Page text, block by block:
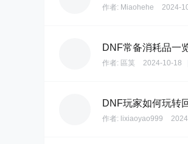
作者: Miaohehe 2024-
DNF常备消耗品一
作者: 區筽 2024-10-18
DNF玩家如何玩转
作者: lixiaoyao999